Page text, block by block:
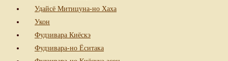
Удайсё Митицуна-но Хаха
Укон
Фудзивара Киёскэ
Фудзивара-но Ёситака